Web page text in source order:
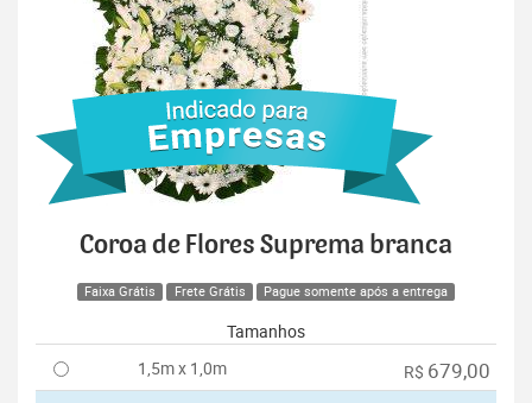
Coroa de Flores Suprema branca
Faixa Grátis Frete Grátis Pague somente após a entrega
Tamanhos
1,5m x 1,0m
R$ 679,00